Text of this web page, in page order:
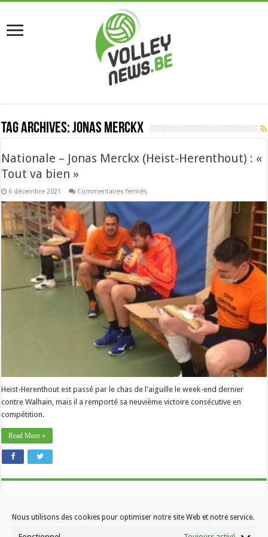
Nous utilisons des cookies pour optimiser notre site Web et notre service.
Tag Archives:Jonas Merckx
Nationale – Jonas Merckx (Heist-Herenthout) : «
Tout va bien »
6 décembre 2021 Commentaires fermés
Merckx
(Heist-
Herenthout)
:
«
Tout
va
bien
»
Heist-Herenthout est passé par le chas de l'aiguille le week-end dernier
contre Walhain, mais il a remporté sa neuvième victoire consécutive en
compétition.
Read More »